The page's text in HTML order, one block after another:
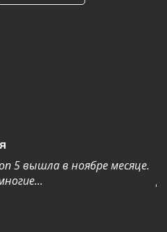
5 вышла в ноябре месяце.